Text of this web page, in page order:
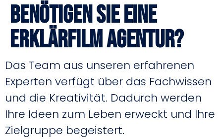
Benötigen Sie eine
Erklärfilm Agentur?
Das Team aus unseren erfahrenen
Experten verfügt über das Fachwissen
und die Kreativität. Dadurch werden
Ihre Ideen zum Leben erweckt und Ihre
Zielgruppe begeistert.